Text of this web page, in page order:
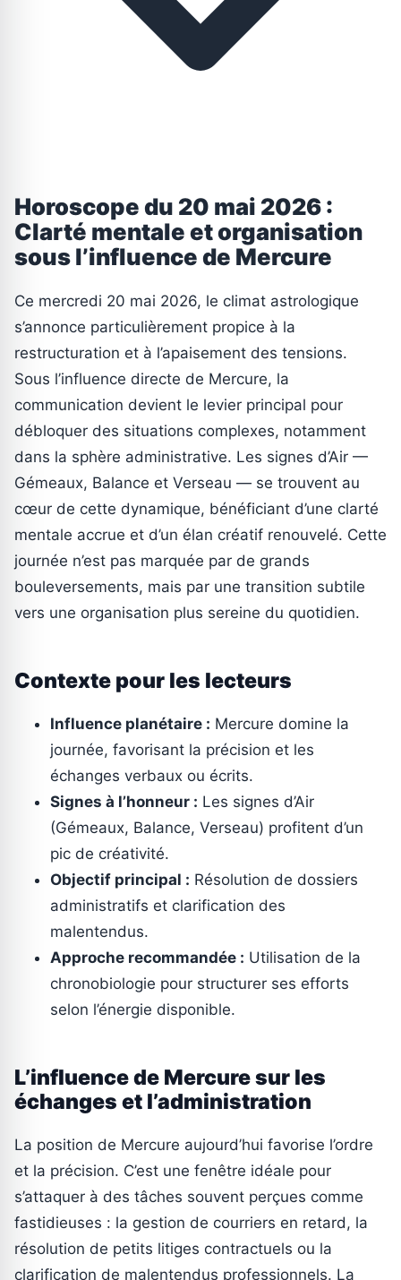
Horoscope du 20 mai 2026 :
Clarté mentale et organisation
sous l’influence de Mercure
Ce mercredi 20 mai 2026, le climat astrologique
s’annonce particulièrement propice à la
restructuration et à l’apaisement des tensions.
Sous l’influence directe de Mercure, la
communication devient le levier principal pour
débloquer des situations complexes, notamment
dans la sphère administrative. Les signes d’Air —
Gémeaux, Balance et Verseau — se trouvent au
cœur de cette dynamique, bénéficiant d’une clarté
mentale accrue et d’un élan créatif renouvelé. Cette
journée n’est pas marquée par de grands
bouleversements, mais par une transition subtile
vers une organisation plus sereine du quotidien.
Contexte pour les lecteurs
Influence planétaire : Mercure domine la
journée, favorisant la précision et les
échanges verbaux ou écrits.
Signes à l’honneur : Les signes d’Air
(Gémeaux, Balance, Verseau) profitent d’un
pic de créativité.
Objectif principal : Résolution de dossiers
administratifs et clarification des
malentendus.
Approche recommandée : Utilisation de la
chronobiologie pour structurer ses efforts
selon l’énergie disponible.
L’influence de Mercure sur les
échanges et l’administration
La position de Mercure aujourd’hui favorise l’ordre
et la précision. C’est une fenêtre idéale pour
s’attaquer à des tâches souvent perçues comme
fastidieuses : la gestion de courriers en retard, la
résolution de petits litiges contractuels ou la
clarification de malentendus professionnels. La